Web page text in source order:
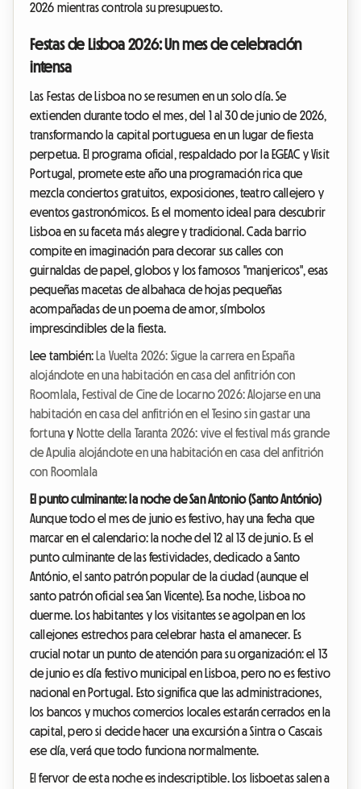
2026 mientras controla su presupuesto.
Festas de Lisboa 2026: Un mes de celebración
intensa
Las Festas de Lisboa no se resumen en un solo día. Se
extienden durante todo el mes, del 1 al 30 de junio de 2026,
transformando la capital portuguesa en un lugar de fiesta
perpetua. El programa oficial, respaldado por la EGEAC y Visit
Portugal, promete este año una programación rica que
mezcla conciertos gratuitos, exposiciones, teatro callejero y
eventos gastronómicos. Es el momento ideal para descubrir
Lisboa en su faceta más alegre y tradicional. Cada barrio
compite en imaginación para decorar sus calles con
guirnaldas de papel, globos y los famosos "manjericos", esas
pequeñas macetas de albahaca de hojas pequeñas
acompañadas de un poema de amor, símbolos
imprescindibles de la fiesta.
Lee también: La Vuelta 2026: Sigue la carrera en España
alojándote en una habitación en casa del anfitrión con
Roomlala, Festival de Cine de Locarno 2026: Alojarse en una
habitación en casa del anfitrión en el Tesino sin gastar una
fortunay Notte della Taranta 2026: vive el festival más grande
de Apulia alojándote en una habitación en casa del anfitrión
con Roomlala
El punto culminante: la noche de San Antonio (Santo António)
Aunque todo el mes de junio es festivo, hay una fecha que
marcar en el calendario: la noche del 12 al 13 de junio. Es el
punto culminante de las festividades, dedicado a Santo
António, el santo patrón popular de la ciudad (aunque el
santo patrón oficial sea San Vicente). Esa noche, Lisboa no
duerme. Los habitantes y los visitantes se agolpan en los
callejones estrechos para celebrar hasta el amanecer. Es
crucial notar un punto de atención para su organización: el 13
de junio es día festivo municipal en Lisboa, pero no es festivo
nacional en Portugal. Esto significa que las administraciones,
los bancos y muchos comercios locales estarán cerrados en la
capital, pero si decide hacer una excursión a Sintra o Cascais
ese día, verá que todo funciona normalmente.
El fervor de esta noche es indescriptible. Los lisboetas salen a